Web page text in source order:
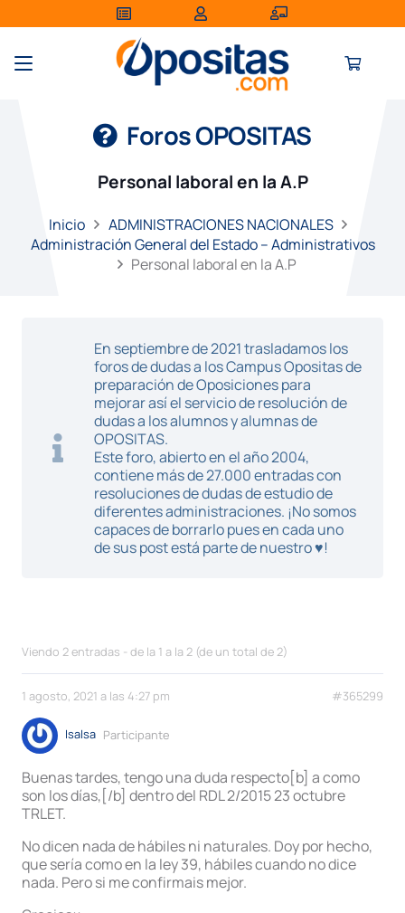
Foros OPOSITAS
Personal laboral en la A.P
Inicio
ADMINISTRACIONES NACIONALES
Administración General del Estado – Administrativos
Personal laboral en la A.P
En septiembre de 2021 trasladamos los
foros de dudas a los Campus Opositas de
preparación de Oposiciones para
mejorar así el servicio de resolución de
dudas a los alumnos y alumnas de
OPOSITAS.
Este foro, abierto en el año 2004,
contiene más de 27.000 entradas con
resoluciones de dudas de estudio de
diferentes administraciones. ¡No somos
capaces de borrarlo pues en cada uno
de sus post está parte de nuestro ♥!
Viendo 2 entradas - de la 1 a la 2 (de un total de 2)
1 agosto, 2021 a las 4:27 pm #365299
IsaIsa Participante
Buenas tardes, tengo una duda respecto[b] a como
son los días,[/b] dentro del RDL 2/2015 23 octubre
TRLET.
No dicen nada de hábiles ni naturales. Doy por hecho,
que sería como en la ley 39, hábiles cuando no dice
nada. Pero si me confirmais mejor.